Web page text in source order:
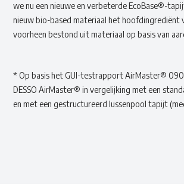
we nu een nieuwe en verbeterde EcoBase®-
nieuw bio-based materiaal het hoofdingrediënt
voorheen bestond uit materiaal op basis van
* Op basis het GUI-testrapport AirMaster®
DESSO AirMaster® in vergelijking met een
en met een gestructureerd lussenpool tapijt